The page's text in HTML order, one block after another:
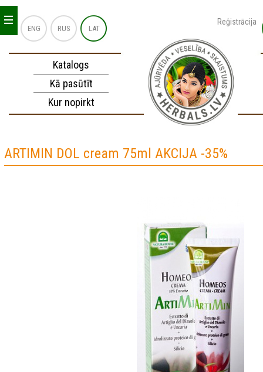
ENG RUS LAT
Reģistrācija
Katalogs
Kā pasūtīt
Kur nopirkt
_
_
_
ARTIMIN DOL cream 75ml AKCIJA -35%